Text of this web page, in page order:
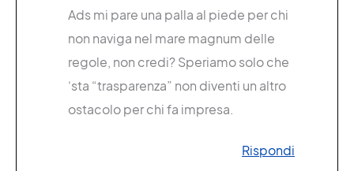
Ads mi pare una palla al piede per chi
non naviga nel mare magnum delle
regole, non credi? Speriamo solo che
‘sta “trasparenza” non diventi un altro
ostacolo per chi fa impresa.
Rispondi